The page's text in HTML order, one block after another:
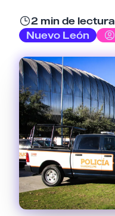
2 min de lectura
Nuevo León
Email
Tu comentario
Cancelar